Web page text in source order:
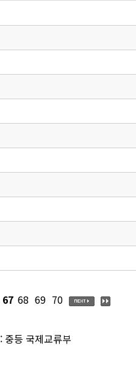
67 68 69 70
: 중등 국제교류부